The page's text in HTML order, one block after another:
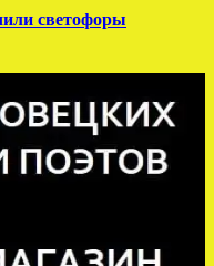
светофоры